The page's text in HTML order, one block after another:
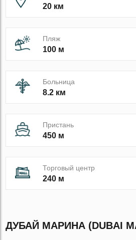
20 км
Пляж
100 м
Больница
8.2 км
Пристань
450 м
Торговый центр
240 м
ДУБАЙ МАРИНА (DUBAI